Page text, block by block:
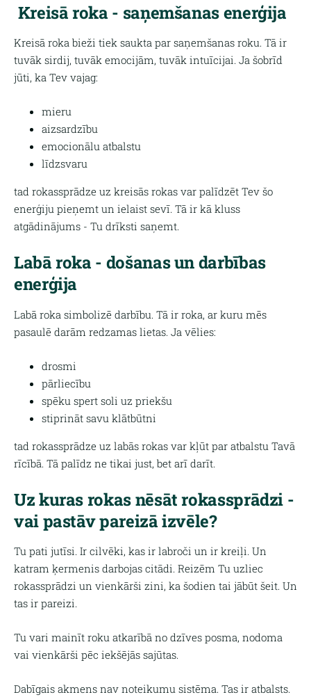
Kreisā roka - saņemšanas enerģija
Kreisā roka bieži tiek saukta par saņemšanas roku. Tā ir
tuvāk sirdij, tuvāk emocijām, tuvāk intuīcijai. Ja šobrīd
jūti, ka Tev vajag:
mieru
aizsardzību
emocionālu atbalstu
līdzsvaru
tad rokassprādze uz kreisās rokas var palīdzēt Tev šo
enerģiju pieņemt un ielaist sevī. Tā ir kā kluss
atgādinājums - Tu drīksti saņemt.
Labā roka - došanas un darbības
enerģija
Labā roka simbolizē darbību. Tā ir roka, ar kuru mēs
pasaulē darām redzamas lietas. Ja vēlies:
drosmi
pārliecību
spēku spert soli uz priekšu
stiprināt savu klātbūtni
tad rokassprādze uz labās rokas var kļūt par atbalstu Tavā
rīcībā. Tā palīdz ne tikai just, bet arī darīt.
Uz kuras rokas nēsāt rokassprādzi -
vai pastāv pareizā izvēle?
Tu pati jutīsi. Ir cilvēki, kas ir labroči un ir kreiļi. Un
katram ķermenis darbojas citādi. Reizēm Tu uzliec
rokassprādzi un vienkārši zini, ka šodien tai jābūt šeit. Un
tas ir pareizi.
Tu vari mainīt roku atkarībā no dzīves posma, nodoma
vai vienkārši pēc iekšējās sajūtas.
Dabīgais akmens nav noteikumu sistēma. Tas ir atbalsts.